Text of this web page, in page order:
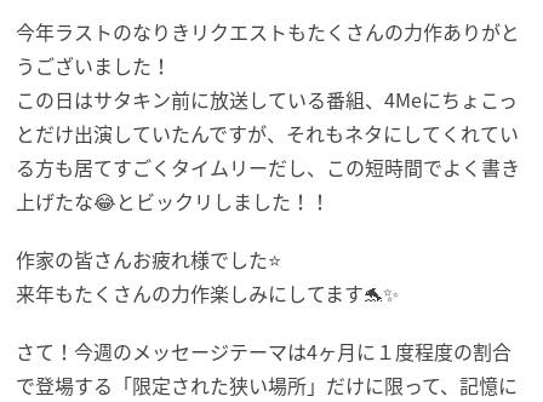
今年ラストのなりきリクエストもたくさんの力作ありがと
うございました！
この日はサタキン前に放送している番組、4Meにちょこっ
とだけ出演していたんですが、それもネタにしてくれてい
る方も居てすごくタイムリーだし、この短時間でよく書き
上げたな😂とビックリしました！！
作家の皆さんお疲れ様でした⭐
来年もたくさんの力作楽しみにしてます🐬✨
さて！今週のメッセージテーマは4ヶ月に１度程度の割合
で登場する「限定された狭い場所」だけに限って、記憶に